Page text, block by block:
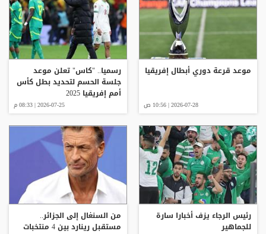
موعد قرعة دوري أبطال إفريقيا
2026-07-28 | 10:56 ص
رسميا.. "كاس" تعلن موعد
جلسة الحسم لتحديد بطل كأس
أمم إفريقيا 2025
2026-07-25 | 08:33 م
رئيس الرجاء يزف أخبارا سارة
للجماهير
من السنغال إلى الجزائر..
مستقبل رينارد بين 4 منتخبات